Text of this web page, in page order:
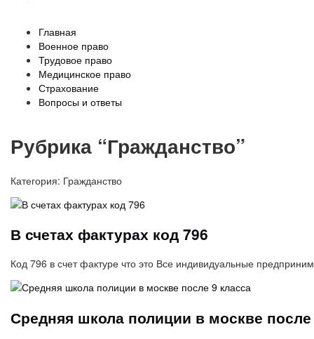
Главная
Военное право
Трудовое право
Медицинское право
Страхование
Вопросы и ответы
Рубрика “Гражданство”
Категория: Гражданство
В счетах фактурах код 796
Код 796 в счет фактуре что это Все индивидуальные
Средняя школа полиции в москве после